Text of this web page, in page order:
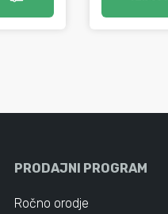
PRODAJNI PROGRAM
Ročno orodje